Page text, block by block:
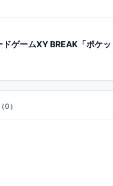
（0）